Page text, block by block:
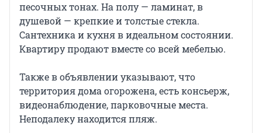
песочных тонах. На полу — ламинат, в
душевой — крепкие и толстые стекла.
Сантехника и кухня в идеальном состоянии.
Квартиру продают вместе со всей мебелью.
Также в объявлении указывают, что
территория дома огорожена, есть консьерж,
видеонаблюдение, парковочные места.
Неподалеку находится пляж.